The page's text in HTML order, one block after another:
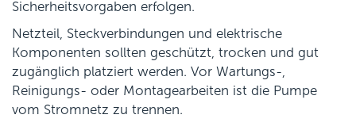
Sicherheitsvorgaben erfolgen.
Netzteil, Steckverbindungen und elektrische
Komponenten sollten geschützt, trocken und gut
zugänglich platziert werden. Vor Wartungs-,
Reinigungs- oder Montagearbeiten ist die Pumpe
vom Stromnetz zu trennen.